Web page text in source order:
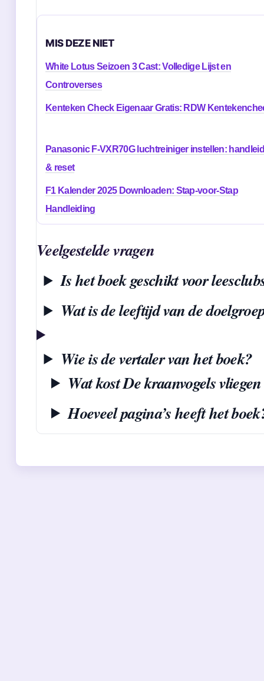
MIS DEZE NIET
White Lotus Seizoen 3 Cast: Volledige Lijst en
Controverses
Kenteken Check Eigenaar Gratis: RDW
Panasonic F-VXR70G luchtreiniger instellen:
& reset
F1 Kalender 2025 Downloaden: Stap-voor-Stap
Handleiding
Veelgestelde vragen
Is het boek geschikt voor
Wat is de leeftijd van de
Wie is de vertaler van het boek?
Wat kost De kraanvogels
Hoeveel pagina’s heeft het